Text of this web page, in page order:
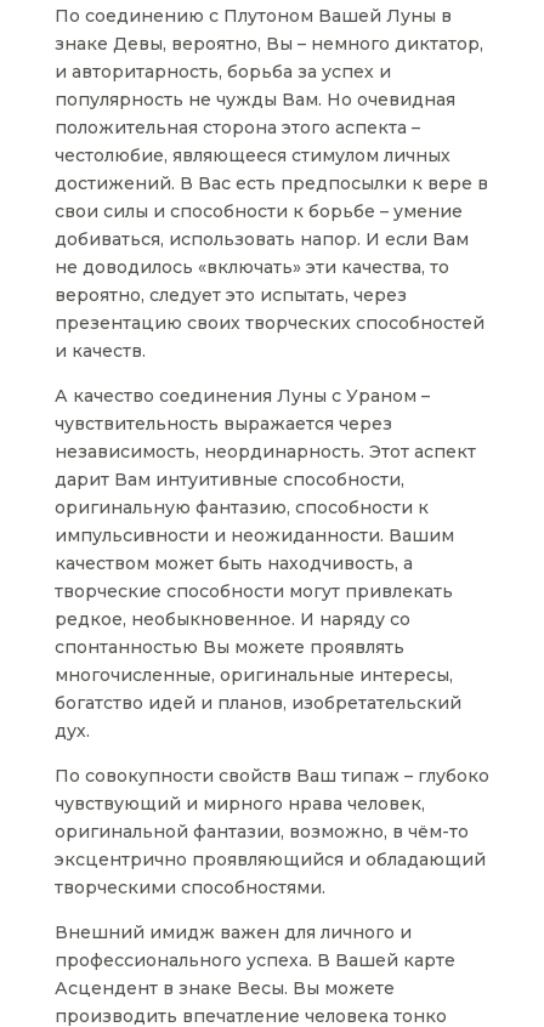
По соединению с Плутоном Вашей Луны в
знаке Девы, вероятно, Вы – немного диктатор,
и авторитарность, борьба за успех и
популярность не чужды Вам. Но очевидная
положительная сторона этого аспекта –
честолюбие, являющееся стимулом личных
достижений. В Вас есть предпосылки к вере в
свои силы и способности к борьбе – умение
добиваться, использовать напор. И если Вам
не доводилось «включать» эти качества, то
вероятно, следует это испытать, через
презентацию своих творческих способностей
и качеств.
А качество соединения Луны с Ураном –
чувствительность выражается через
независимость, неординарность. Этот аспект
дарит Вам интуитивные способности,
оригинальную фантазию, способности к
импульсивности и неожиданности. Вашим
качеством может быть находчивость, а
творческие способности могут привлекать
редкое, необыкновенное. И наряду со
спонтанностью Вы можете проявлять
многочисленные, оригинальные интересы,
богатство идей и планов, изобретательский
дух.
По совокупности свойств Ваш типаж – глубоко
чувствующий и мирного нрава человек,
оригинальной фантазии, возможно, в чём-то
эксцентрично проявляющийся и обладающий
творческими способностями.
Внешний имидж важен для личного и
профессионального успеха. В Вашей карте
Асцендент в знаке Весы. Вы можете
производить впечатление человека тонко